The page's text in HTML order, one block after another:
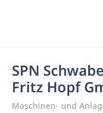
SPN
Fritz Hopf
Maschinen- und